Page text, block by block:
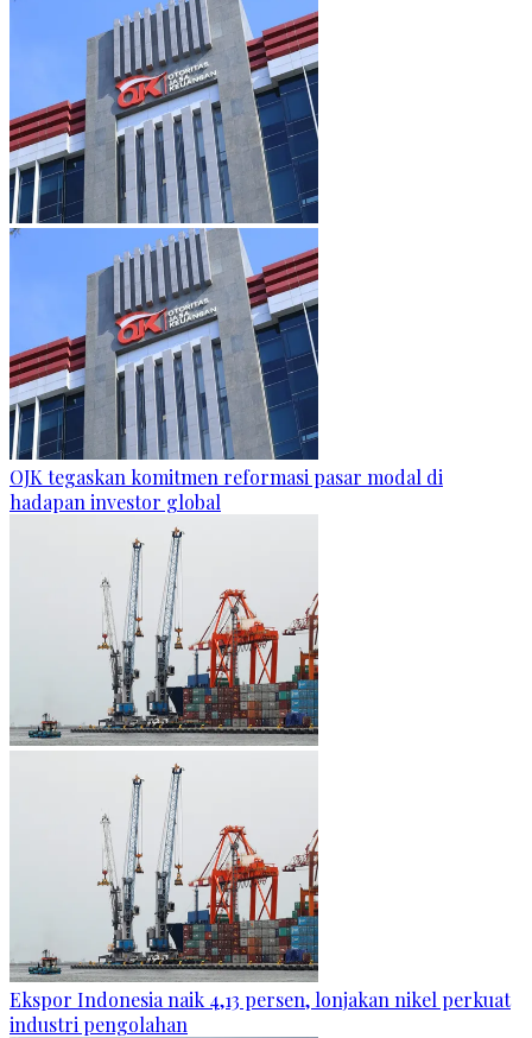
OJK tegaskan komitmen reformasi pasar modal di
hadapan investor global
Ekspor Indonesia naik 4,13 persen, lonjakan nikel perkuat
industri pengolahan